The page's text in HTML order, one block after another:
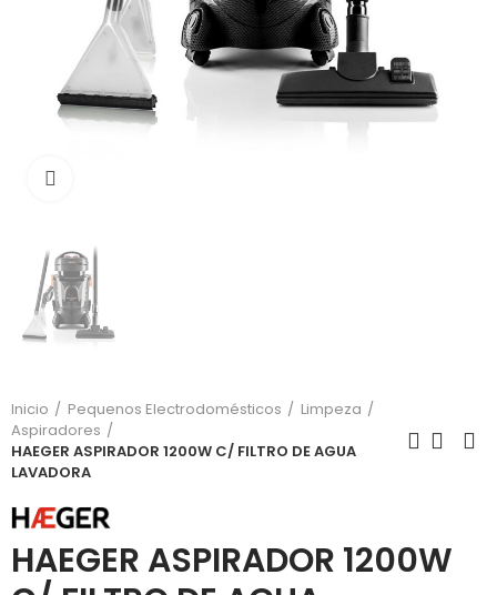
Inicio Pequenos Electrodomésticos
Limpeza
Aspiradores
HAEGER ASPIRADOR 1200W C/ FILTRO DE AGUA
LAVADORA
HAEGER ASPIRADOR 1200W